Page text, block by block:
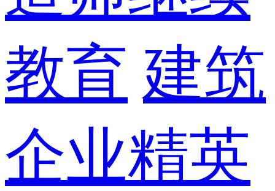
教育 建筑
企业精英